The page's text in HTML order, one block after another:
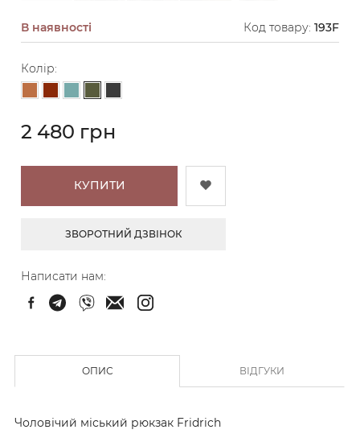
В наявності Код товару: 193F
Колір:
2 480 грн
КУПИТИ
ЗВОРОТНИЙ ДЗВІНОК
Написати нам:
ОПИС ВІДГУКИ
Чоловічий міський рюкзак Fridrich